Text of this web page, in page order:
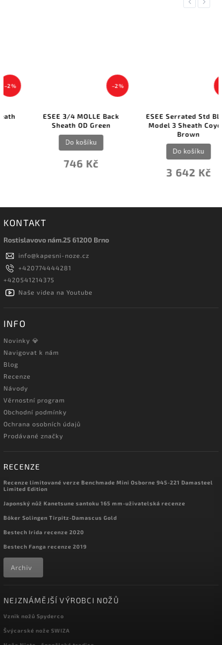
Previous
ESEE 3/4 MOLLE Back
Sheath OD Green
746 Kč
Do košíku
ESEE Serrated Std Black
Model 3 Sheath Coyote
3 642 Kč
Do košíku
Next
KONTAKT
Rostislavovo nám.25 61200 Brno
info@kapesni-noze.cz
+420774444281
+420541214375
Naše videa na Youtube
INFO
Novinky 💎
Navigovat k nám
Blog
Recenze
Návody
Věrnostní program
Obchodní podmínky
Ochrana osobních údajů
Prodávané značky
RECENZE
Recenze limitované verze Benchmade Mini Osborne 945-221 Damasteel
Limited Edition
Japonský nůž Kanetsune santoku 165 mm-uživatelská recenze
Böker Solingen Tirpitz-Damascus Gold
Bestech Irida recenze 2020
Bestech Fanga recenze 2019
Archiv
NEJZNÁMĚJŠÍ VÝROBCI NOŽŮ
Vznik nožů Spyderco
Švýcarské nože SWIZA